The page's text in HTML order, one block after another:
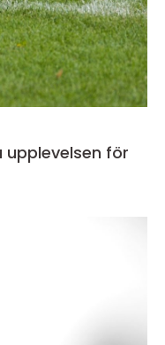
upplevelsen för